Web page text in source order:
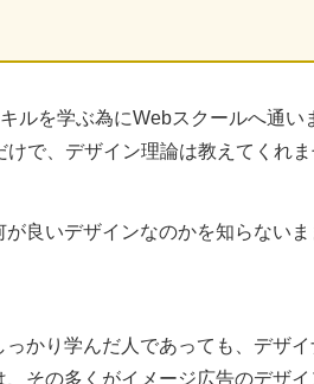
ルを学ぶ為にWebスクールへ通い
で、デザイン理論は教えてくれま
良いデザインなのかを知らないま
かり学んだ人であっても、デザ
その多くがイメージ広告のデザイ